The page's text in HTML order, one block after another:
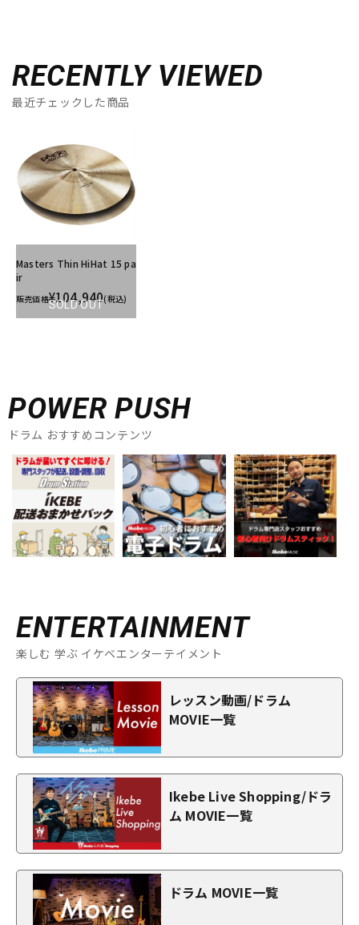
RECENTLY VIEWED
最近チェックした商品
SOLD OUT
Masters Thin HiHat 15 pa
ir
販売価格¥104,940(税込)
POWER PUSH
ドラム おすすめコンテンツ
ENTERTAINMENT
楽しむ 学ぶ イケベエンターテイメント
レッスン動画/ドラム
MOVIE一覧
Ikebe Live Shopping/ドラ
ム MOVIE一覧
ドラム MOVIE一覧